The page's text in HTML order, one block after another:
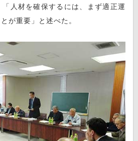
人材を確保するには、まず適正運
が重要」と述べた。